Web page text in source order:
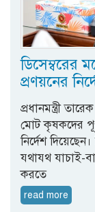
ডিসেম্বরের
প্রণয়নের
প্রধানমন্ত্রী
মোট কৃষকদের
নির্দেশ
যথাযথ যাচাই-
করতে
read more